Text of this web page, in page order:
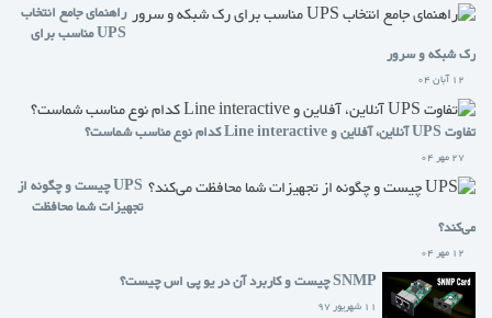
راهنمای جامع انتخاب
UPS مناسب برای
رک شبکه و سرور
12 آبان 04
تفاوت UPS آنلاین، آفلاین و Line interactive کدام نوع مناسب شماست؟
27 مهر 04
UPS چیست و چگونه از
تجهیزات شما محافظت
می‌کند؟
12 مهر 04
SNMP چیست و کاربرد آن در یو پی اس چیست؟
11 شهریور 97